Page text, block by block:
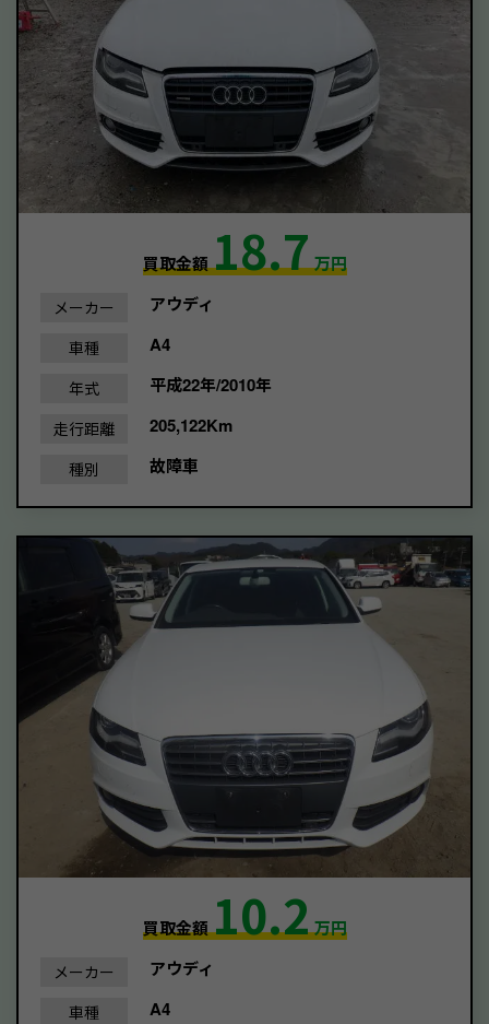
買取金額18.7万円
メーカー アウディ
車種 A4
年式 平成22年/2010年
走行距離 205,122Km
種別 故障車
買取金額10.2万円
メーカー アウディ
車種 A4